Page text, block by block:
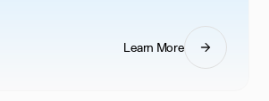
Learn More